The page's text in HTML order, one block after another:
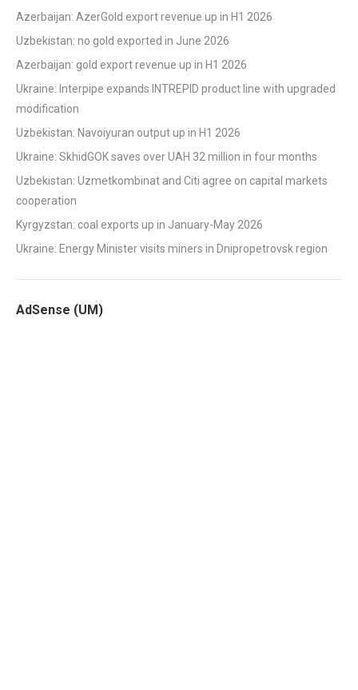
Azerbaijan: AzerGold export revenue up in H1 2026
Uzbekistan: no gold exported in June 2026
Azerbaijan: gold export revenue up in H1 2026
Ukraine: Interpipe expands INTREPID product line with upgraded
modification
Uzbekistan: Navoiyuran output up in H1 2026
Ukraine: SkhidGOK saves over UAH 32 million in four months
Uzbekistan: Uzmetkombinat and Citi agree on capital markets
cooperation
Kyrgyzstan: coal exports up in January-May 2026
Ukraine: Energy Minister visits miners in Dnipropetrovsk region
AdSense (UM)